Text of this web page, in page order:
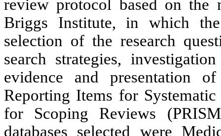
review protocol based on the
Briggs Institute, in which
selection of the research
search strategies,
evidence and presentation
Reporting Items for
for Scoping Reviews
databases selected were